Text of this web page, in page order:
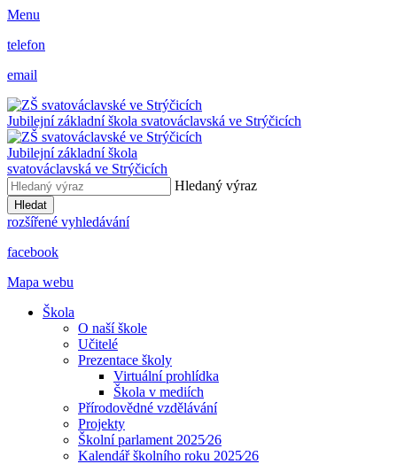
Menu
telefon
email
Jubilejní základní škola svatováclavská ve Strýčicích
Jubilejní základní škola
svatováclavská ve Strýčicích
Hledaný výraz
Hledat
rozšířené vyhledávání
facebook
Mapa webu
Škola
O naší škole
Učitelé
Prezentace školy
Virtuální prohlídka
Škola v mediích
Přírodovědné vzdělávání
Projekty
Školní parlament 2025⁄26
Kalendář školního roku 2025⁄26